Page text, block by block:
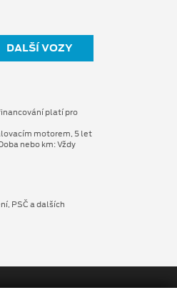
DALŠÍ VOZY
platí pro
motorem, 5 let
nebo km: Vždy
PSČ a dalších